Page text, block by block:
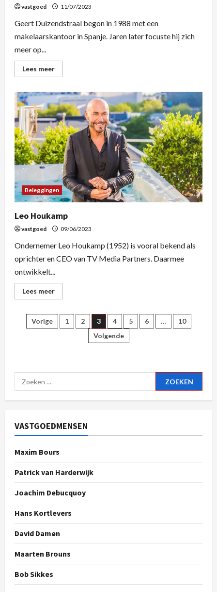
vastgoed 11/07/2023
Geert Duizendstraal begon in 1988 met een
makelaarskantoor in Spanje. Jaren later focuste hij zich
meer op...
Lees meer
Beleggingen
Leo Houkamp
vastgoed 09/06/2023
Ondernemer Leo Houkamp (1952) is vooral bekend als
oprichter en CEO van TV Media Partners. Daarmee
ontwikkelt...
Lees meer
Vorige 1 2 3 4 5 6 …
10
Volgende
VASTGOEDMENSEN
Maxim Bours
Patrick van Harderwijk
Joachim Debucquoy
Hans Kortlevers
David Damen
Maarten Brouns
Bob Sikkes